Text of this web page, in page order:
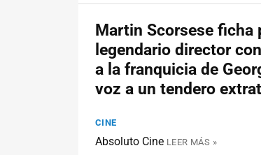
Martin Scorsese ficha
legendario director
a la franquicia de
voz a un tendero
CINE
Absoluto Cine LEER MÁS »